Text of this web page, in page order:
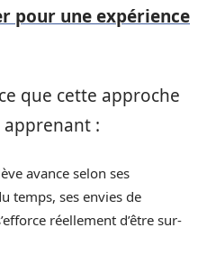
pour une expérience
que cette approche
:
avance selon ses
temps, ses envies de
réellement d’être sur-